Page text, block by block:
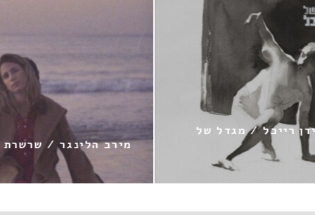
רייכל / מגדל של
מירב הלינגר / שרשרת